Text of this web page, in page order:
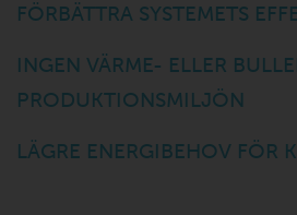
FÖRBÄTTRA SYSTEMETS
INGEN VÄRME- ELLER
PRODUKTIONSMILJÖN
LÄGRE ENERGIBEHOV FÖR